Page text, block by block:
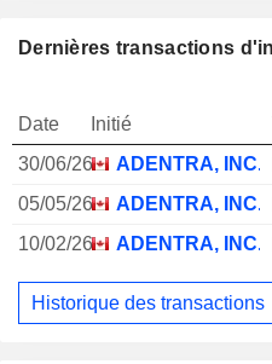
Dernières transactions
Date Initié
30/06/26
ADENTRA, INC.
05/05/26
ADENTRA, INC.
10/02/26
ADENTRA, INC.
Historique des transactions